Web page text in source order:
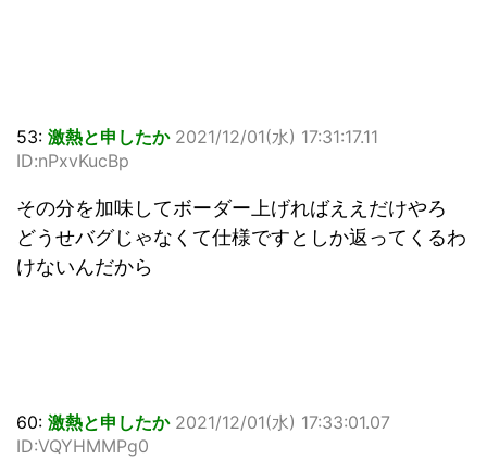
53: 激熱と申したか 2021/12/01(水) 17:31:17.11
ID:nPxvKucBp
その分を加味してボーダー上げればええだけやろ
どうせバグじゃなくて仕様ですとしか返ってくるわ
けないんだから
60: 激熱と申したか 2021/12/01(水) 17:33:01.07
ID:VQYHMMPg0